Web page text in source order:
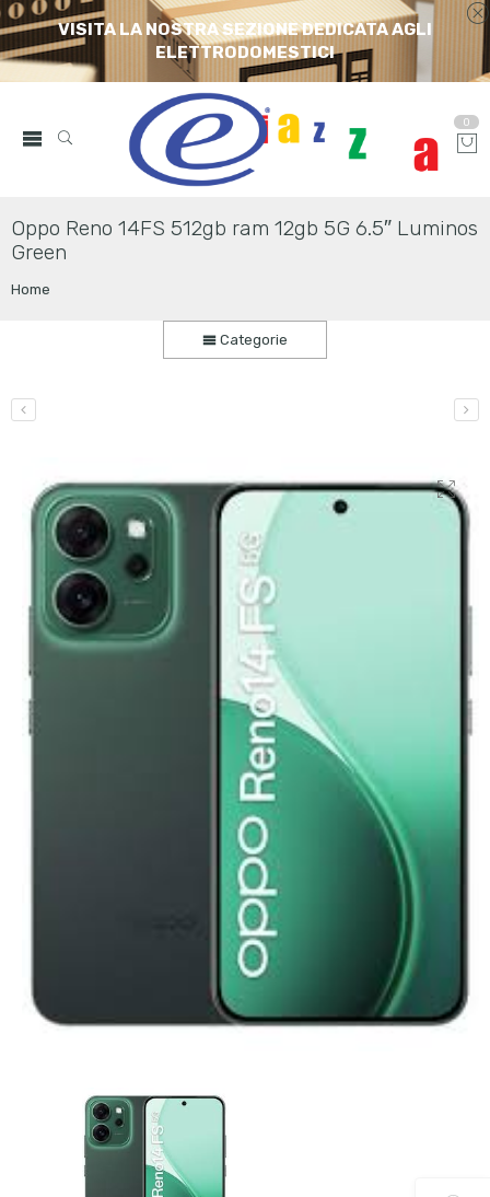
VISITA LA NOSTRA SEZIONE DEDICATA AGLI
ELETTRODOMESTICI
0
Oppo Reno 14FS 512gb ram 12gb 5G 6.5″ Luminos
Green
Home
Categorie